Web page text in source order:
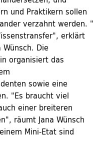
und Praktikern sollen
verzahnt werden. "
erklärt
Wünsch. Die
organisiert das
sowie eine
"Es braucht viel
einer breiteren
räumt Jana Wünsch
Mini-Etat sind